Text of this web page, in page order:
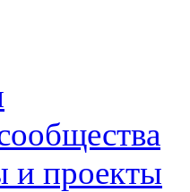
и проекты